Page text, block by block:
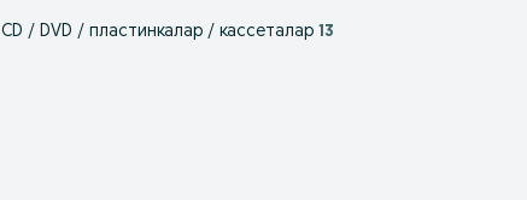
CD / DVD / пластинкалар / кассеталар 13